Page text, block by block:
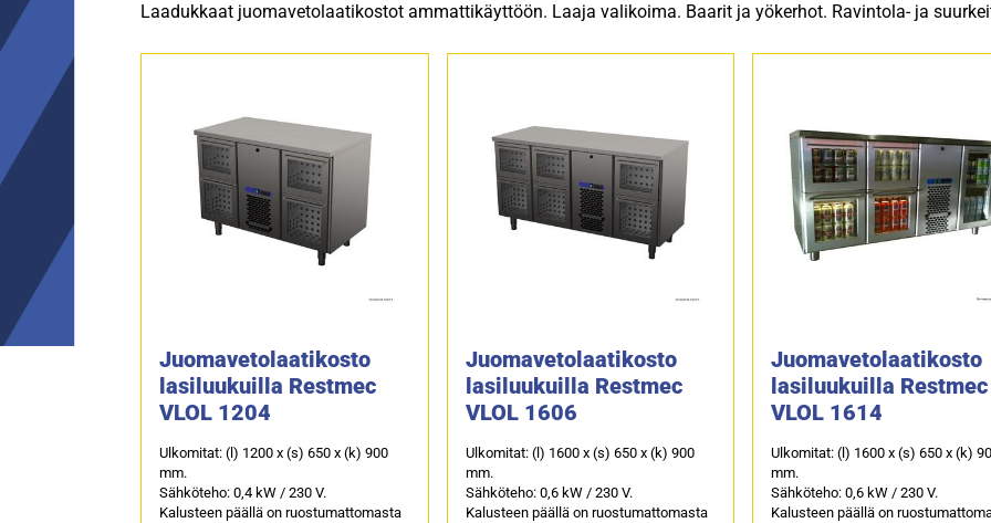
Laadukkaat juomavetolaatikostot ammattikäyttöön. Laaja valikoima. Baarit ja yökerhot. Ravintola- ja
Juomavetolaatikosto
lasiluukuilla Restmec
VLOL 1204
Ulkomitat: (l) 1200 x (s) 650 x (k) 900
mm.
Sähköteho: 0,4 kW / 230 V.
Kalusteen päällä on ruostumattomasta
Juomavetolaatikosto
lasiluukuilla Restmec
VLOL 1606
Ulkomitat: (l) 1600 x (s) 650 x (k) 900
mm.
Sähköteho: 0,6 kW / 230 V.
Kalusteen päällä on ruostumattomasta
Juomavetolaatikosto
lasiluukuilla Restmec
VLOL 1614
Ulkomitat: (l) 1600 x (s) 650 x (k)
mm.
Sähköteho: 0,6 kW / 230 V.
Kalusteen päällä on